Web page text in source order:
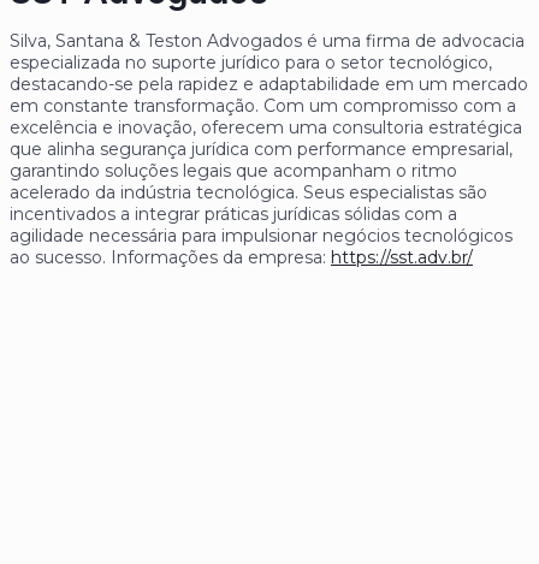
Silva, Santana & Teston Advogados é uma firma de advocacia
especializada no suporte jurídico para o setor tecnológico,
destacando-se pela rapidez e adaptabilidade em um mercado
em constante transformação. Com um compromisso com a
excelência e inovação, oferecem uma consultoria estratégica
que alinha segurança jurídica com performance empresarial,
garantindo soluções legais que acompanham o ritmo
acelerado da indústria tecnológica. Seus especialistas são
incentivados a integrar práticas jurídicas sólidas com a
agilidade necessária para impulsionar negócios tecnológicos
ao sucesso. Informações da empresa: https://sst.adv.br/